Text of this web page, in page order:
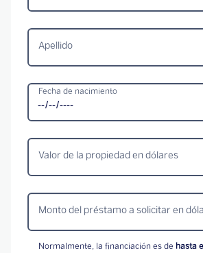
Apellido
Fecha de nacimiento
Valor de la propiedad en dólares
Monto del préstamo a solicitar en
Normalmente, la financiación es de hasta